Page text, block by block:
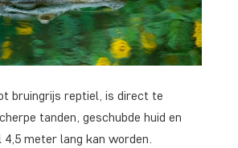
bruingrijs reptiel, is direct te
tanden, geschubde huid en
meter lang kan worden.